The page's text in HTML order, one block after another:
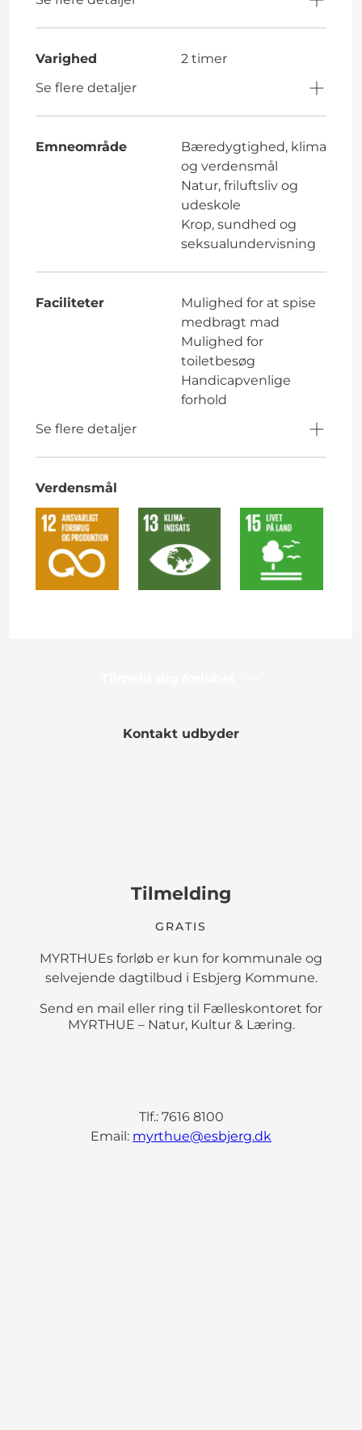
Varighed
2 timer
Se flere detaljer
Emneområde
Bæredygtighed, klima
og verdensmål
Natur, friluftsliv og
udeskole
Krop, sundhed og
seksualundervisning
Faciliteter
Mulighed for at spise
medbragt mad
Mulighed for
toiletbesøg
Handicapvenlige
forhold
Se flere detaljer
Verdensmål
Kontakt udbyder
Tilmelding
GRATIS
MYRTHUEs forløb er kun for kommunale og
selvejende dagtilbud i Esbjerg Kommune.
Send en mail eller ring til Fælleskontoret for
MYRTHUE – Natur, Kultur & Læring.
Tlf.: 7616 8100
Email: myrthue@esbjerg.dk